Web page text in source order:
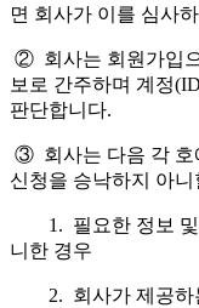
면 회사가 이를 심사
② 회사는 회원가입
보로 간주하며 계정
판단합니다.
③ 회사는 다음 각 호
신청을 승낙하지 아
1. 필요한 정보
니한 경우
2. 회사가 제공하